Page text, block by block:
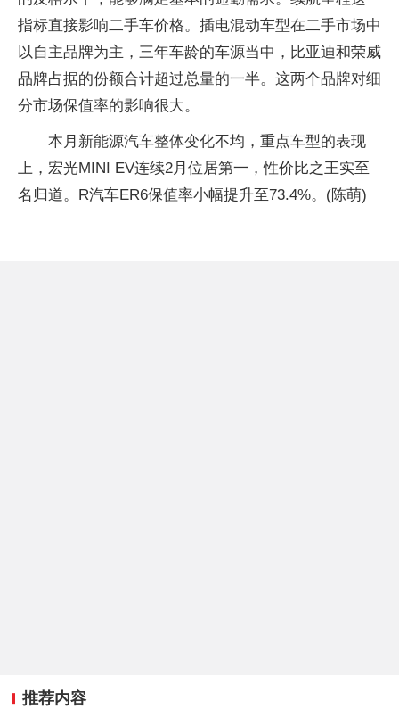
指标直接影响二手车价格。插电混动车型在二手市场中
以自主品牌为主，三年车龄的车源当中，比亚迪和荣威
品牌占据的份额合计超过总量的一半。这两个品牌对细
分市场保值率的影响很大。
本月新能源汽车整体变化不均，重点车型的表现
上，宏光MINI EV连续2月位居第一，性价比之王实至
名归道。R汽车ER6保值率小幅提升至73.4%。(陈萌)
推荐内容